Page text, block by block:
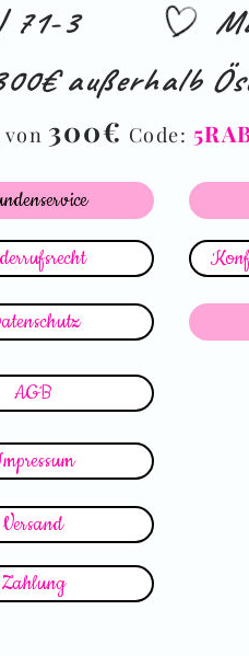
71-3
außerhalb
300€ Code:
AGB
Versand
Zahlung